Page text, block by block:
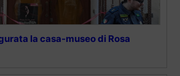
la casa-museo di Rosa